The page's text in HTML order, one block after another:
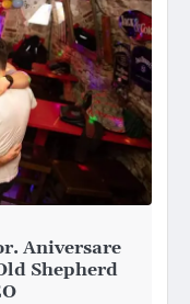
Aniversare
Shepherd